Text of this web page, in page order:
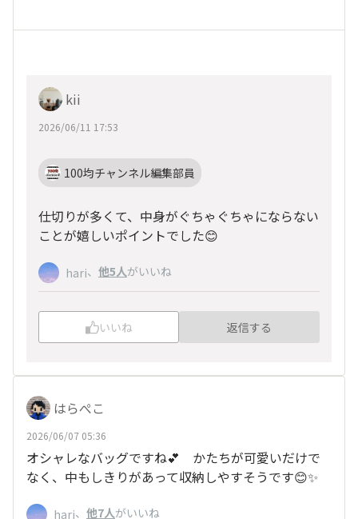
kii
2026/06/11 17:53
100均チャンネル編集部員
仕切りが多くて、中身がぐちゃぐちゃにならない
ことが嬉しいポイントでした😊
hari、 他5人がいいね
いいね 返信する
はらぺこ
2026/06/07 05:36
オシャレなバッグですね💕 かたちが可愛いだけで
なく、中もしきりがあって収納しやすそうです😊✨
hari、 他7人がいいね